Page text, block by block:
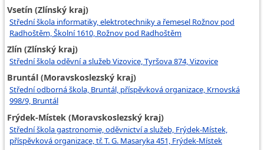
Vsetín (Zlínský kraj)
Střední škola informatiky, elektrotechniky a řemesel Rožnov pod
Radhoštěm, Školní 1610, Rožnov pod Radhoštěm
Zlín (Zlínský kraj)
Střední škola oděvní a služeb Vizovice, Tyršova 874, Vizovice
Bruntál (Moravskoslezský kraj)
Střední odborná škola, Bruntál, příspěvková organizace, Krnovská
998/9, Bruntál
Frýdek-Místek (Moravskoslezský kraj)
Střední škola gastronomie, oděvnictví a služeb, Frýdek-Místek,
příspěvková organizace, tř. T. G. Masaryka 451, Frýdek-Místek